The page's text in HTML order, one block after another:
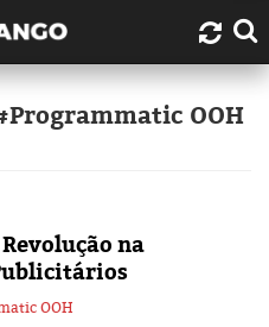
Duarte?
OOH
na
OOH